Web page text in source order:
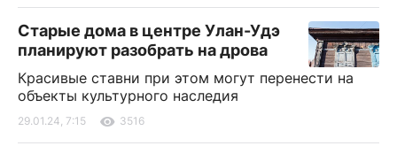
Старые дома в центре Улан-Удэ
планируют разобрать на дрова
Красивые ставни при этом могут перенести на
объекты культурного наследия
29.01.24, 7:15 3516